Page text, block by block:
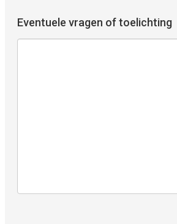
Eventuele vragen of toelichting